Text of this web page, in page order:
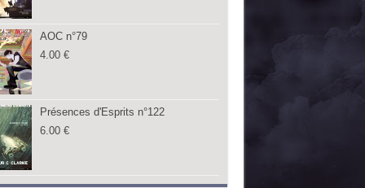
AOC n°79
4.00 €
Présences d'Esprits n°122
6.00 €